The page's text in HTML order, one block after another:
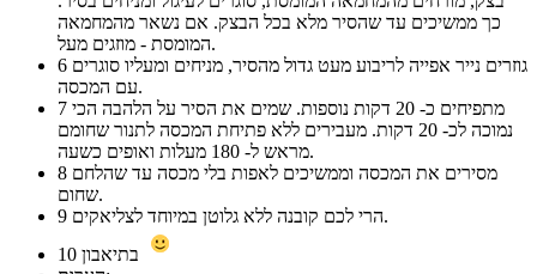
כך ממשיכים עד שהסיר מלא בכל הבצק. אם נשאר מהמחמאה
המומסת - מוזגים מעל.
6
עם המכסה.
7
נמוכה לכ- 20 דקות. מעבירים ללא פתיחת המכסה לתנור שחומם
מראש ל- 180 מעלות ואופים כשעה.
8
שחום.
9
הרי לכם קובנה ללא גלוטן במיוחד לצליאקים.
10